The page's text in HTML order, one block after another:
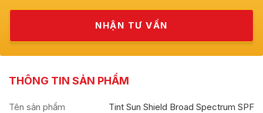
THÔNG TIN SẢN PHẨM
Tên sản phẩm
Tint Sun Shield Broad Spectrum SPF